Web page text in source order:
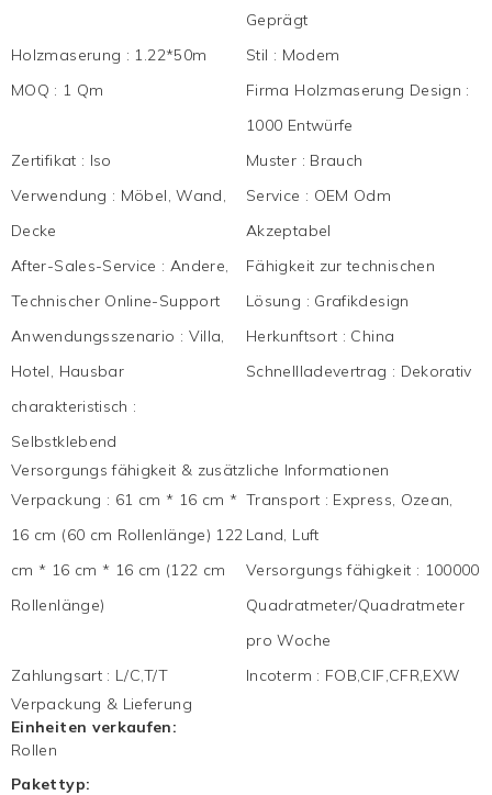
Geprägt
Holzmaserung : 1.22*50m Stil : Modem
MOQ : 1 Qm Firma Holzmaserung Design :
1000 Entwürfe
Zertifikat : Iso Muster : Brauch
Verwendung : Möbel, Wand,
Decke
Service : OEM Odm
Akzeptabel
After-Sales-Service : Andere,
Technischer Online-Support
Fähigkeit zur technischen
Lösung : Grafikdesign
Anwendungsszenario : Villa,
Hotel, Hausbar
Herkunftsort : China
Schnellladevertrag : Dekorativ
charakteristisch :
Selbstklebend
Versorgungs fähigkeit & zusätzliche Informationen
Verpackung : 61 cm * 16 cm *
16 cm (60 cm Rollenlänge) 122
cm * 16 cm * 16 cm (122 cm
Rollenlänge)
Transport : Express, Ozean,
Land, Luft
Versorgungs fähigkeit : 100000
Quadratmeter/Quadratmeter
pro Woche
Zahlungsart : L/C,T/T Incoterm : FOB,CIF,CFR,EXW
Verpackung & Lieferung
Einheiten verkaufen:
Rollen
Pakettyp: